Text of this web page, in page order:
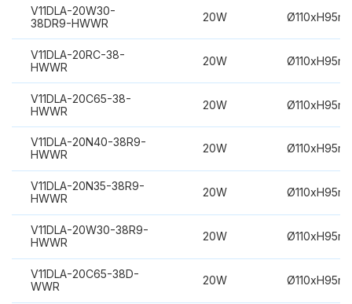
V11DLA-20W30-
38DR9-HWWR
20W
V11DLA-20RC-38-
HWWR
20W
V11DLA-20C65-38-
HWWR
20W
V11DLA-20N40-38R9-
HWWR
20W
V11DLA-20N35-38R9-
HWWR
20W
V11DLA-20W30-38R9-
HWWR
20W
V11DLA-20C65-38D-
WWR
20W